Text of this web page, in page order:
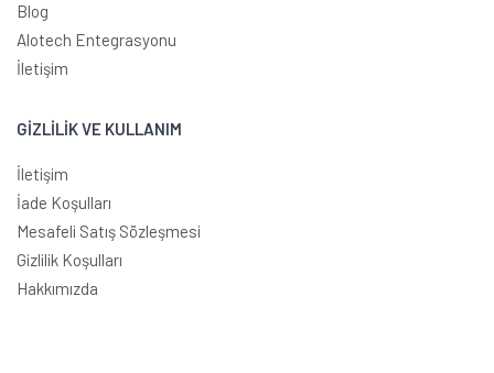
Blog
Alotech Entegrasyonu
İletişim
GİZLİLİK VE KULLANIM
İletişim
İade Koşulları
Mesafeli Satış Sözleşmesi
Gizlilik Koşulları
Hakkımızda